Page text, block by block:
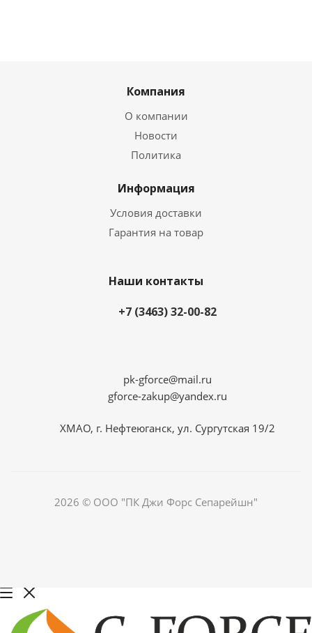
Компания
О компании
Новости
Политика
Информация
Условия доставки
Гарантия на товар
Наши контакты
+7 (3463) 32-00-82
pk-gforce@mail.ru
gforce-zakup@yandex.ru
ХМАО, г. Нефтеюганск, ул. Сургутская 19/2
2026 © ООО "ПК Джи Форс Сепарейшн"